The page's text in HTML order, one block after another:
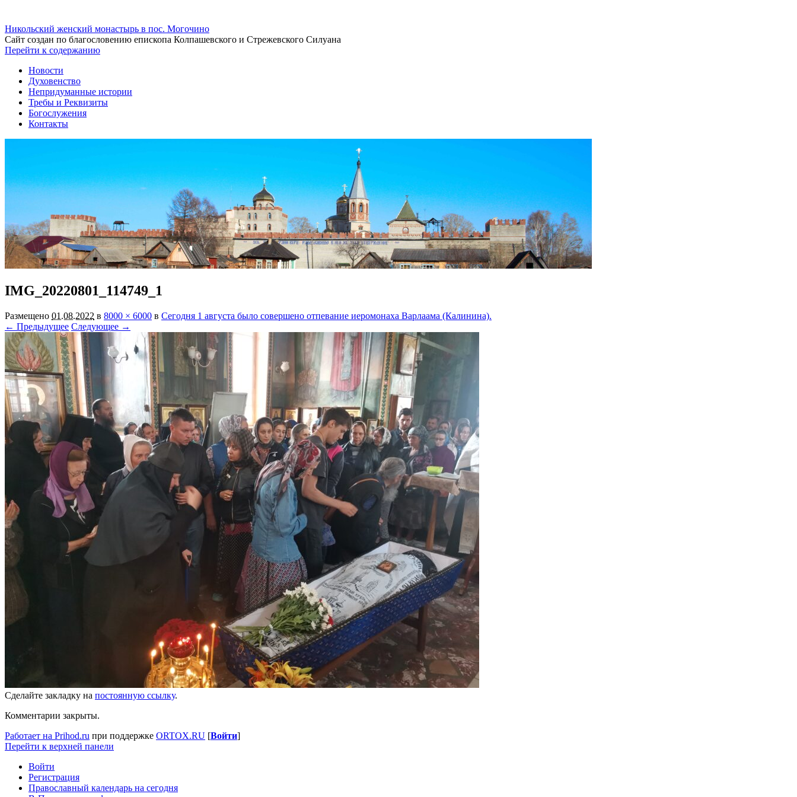
Никольский женский монастырь в пос. Могочино
Сайт создан по благословению епископа Колпашевского и Стрежевского Силуана
Перейти к содержанию
Новости
Духовенство
Непридуманные истории
Требы и Реквизиты
Богослужения
Контакты
IMG_20220801_114749_1
Размещено 01.08.2022 в 8000 × 6000 в Сегодня 1 августа было совершено отпевание иеромонаха Варлаама (Калинина).
← Предыдущее Следующее →
Сделайте закладку на постоянную ссылку.
Комментарии закрыты.
Работает на Prihod.ru при поддержке ORTOX.RU [Войти]
Перейти к верхней панели
Войти
Регистрация
Православный календарь на сегодня